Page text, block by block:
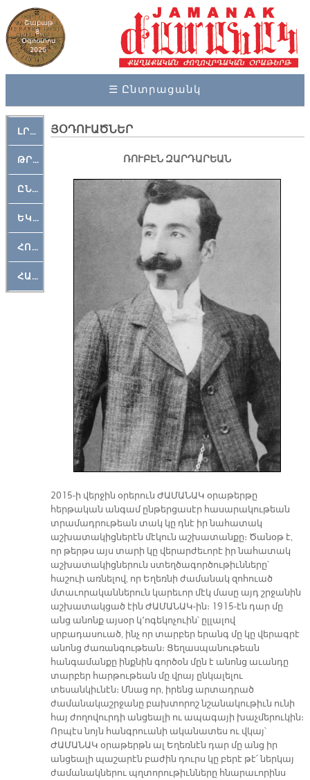
Շաբաթ
8,
Օգոստոս
2026
☰ Ընտրացանկ
ԼՐԱՀՈՍ
ԹՐՔԱՀԱՅ ԿԵԱՆՔ
ԸՆԿԵՐԱՄՇԱԿՈՒԹԱՅԻՆ
ԵԿԵՂԵՑԱԿԱՆ
ՀՈԳԵՄՏԱՒՈՐ
ՀԱՐԹԱԿ
ՅՕԴՈՒԱԾՆԵՐ
ՌՈՒԲԷՆ ԶԱՐԴԱՐԵԱՆ
2015-ի վերջին օրերուն ԺԱՄԱՆԱԿ օրաթերթը
հերթական անգամ ընթերցասէր հասարակութեան
տրամադրութեան տակ կը դնէ իր նահատակ
աշխատակիցներէն մէկուն աշխատանքը։ Ծանօթ է,
որ թերթս այս տարի կը վերարժեւորէ իր նահատակ
աշխատակիցներուն ստեղծագործութիւնները՝
հաշուի առնելով, որ Եղեռնի ժամանակ զոհուած
մտաւորականներուն կարեւոր մէկ մասը այդ շրջանին
աշխատակցած էին ԺԱՄԱՆԱԿ-ին։ 1915-էն դար մը
անց անոնք այսօր կ՚ոգեկոչուին՝ ըլլալով
սրբադասուած, ինչ որ տարբեր երանգ մը կը վերագրէ
անոնց ժառանգութեան։ Ցեղասպանութեան
հանգամանքը ինքնին գործօն մըն է անոնց աւանդը
տարբեր հարթութեան մը վրայ ընկալելու
տեսանկիւնէն։ Մնաց որ, իրենց արտադրած
ժամանակաշրջանը բախտորոշ նշանակութիւն ունի
հայ ժողովուրդի անցեալի ու ապագայի խաչմերուկին։
Որպէս նոյն հանգրուանի ականատես ու վկայ՝
ԺԱՄԱՆԱԿ օրաթերթն ալ Եղեռնէն դար մը անց իր
անցեալի պաշարէն բաժին դուրս կը բերէ թէ՛ ներկայ
ժամանակներու պղտորութիւնները հնարաւորինս